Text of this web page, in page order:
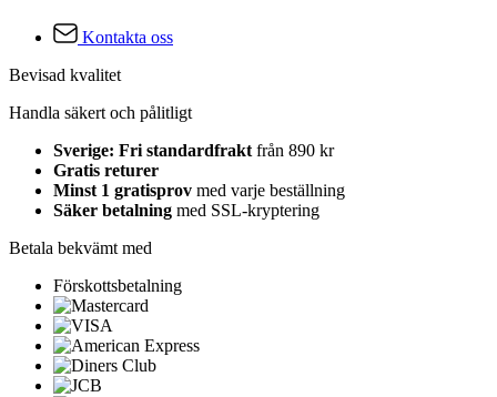
Kontakta oss
Bevisad kvalitet
Handla säkert och pålitligt
Sverige: Fri standardfrakt från 890 kr
Gratis returer
Minst 1 gratisprov med varje beställning
Säker betalning med SSL-kryptering
Betala bekvämt med
Förskottsbetalning